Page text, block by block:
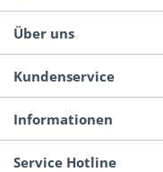
Über uns
Kundenservice
Informationen
Service Hotline